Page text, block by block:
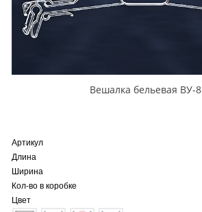
Вешалка бельевая ВУ-8
Артикул
Длина
Ширина
Кол-во в коробке
Цвет